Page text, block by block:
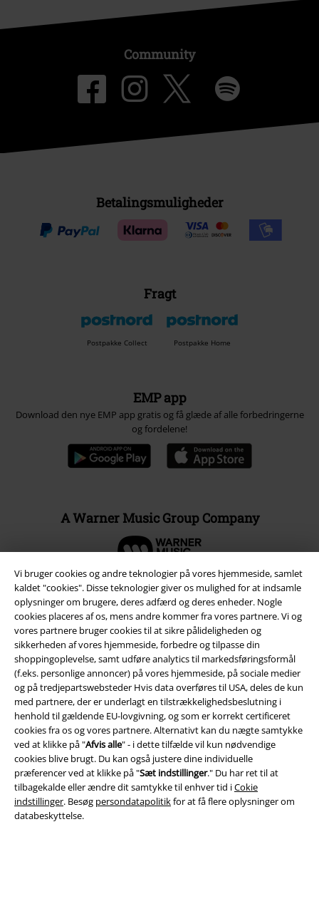
Vi bruger cookies og andre teknologier på vores hjemmeside, samlet
kaldet "cookies". Disse teknologier giver os mulighed for at indsamle
oplysninger om brugere, deres adfærd og deres enheder. Nogle
cookies placeres af os, mens andre kommer fra vores partnere. Vi og
vores partnere bruger cookies til at sikre pålideligheden og
sikkerheden af ​​vores hjemmeside, forbedre og tilpasse din
shoppingoplevelse, samt udføre analytics til markedsføringsformål
(f.eks. personlige annoncer) på vores hjemmeside, på sociale medier
og på tredjepartswebsteder Hvis data overføres til USA, deles de kun
med partnere, der er underlagt en tilstrækkelighedsbeslutning i
henhold til gældende EU-lovgivning, og som er korrekt certificeret
cookies fra os og vores partnere. Alternativt kan du nægte samtykke
ved at klikke på "Afvis alle" - i dette tilfælde vil kun nødvendige
cookies blive brugt. Du kan også justere dine individuelle
præferencer ved at klikke på "Sæt indstillinger." Du har ret til at
tilbagekalde eller ændre dit samtykke til enhver tid iCokie
indstillinger. Besøg persondatapolitikfor at få flere oplysninger om
databeskyttelse.
Community
Betalingsmuligheder
Fragt
Postpakke Collect Postpakke Home
EMP app
Download den nye EMP app gratis og få glæde af alle forbedringerne
og fordelene!
A Warner Music Group Company
Juridisk
Salgs-, medlems- & leveringsbetingelser
Om EMP Danmark
Persondatapolitik